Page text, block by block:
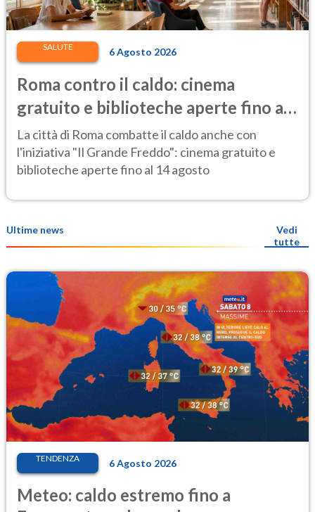
SALUTE 6 Agosto 2026
Roma contro il caldo: cinema
gratuito e biblioteche aperte fino al
14 agosto
La città di Roma combatte il caldo anche con
l'iniziativa "Il Grande Freddo": cinema gratuito e
biblioteche aperte fino al 14 agosto
Ultime news
Vedi
tutte
TENDENZA 6 Agosto 2026
Meteo: caldo estremo fino a